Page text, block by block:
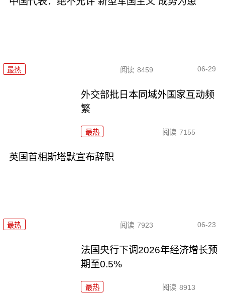
最热 阅读 8459 06-29
外交部批日本同域外国家互动频
繁
最热 阅读 7155
英国首相斯塔默宣布辞职
最热 阅读 7923 06-23
法国央行下调2026年经济增长预
期至0.5%
最热 阅读 8913